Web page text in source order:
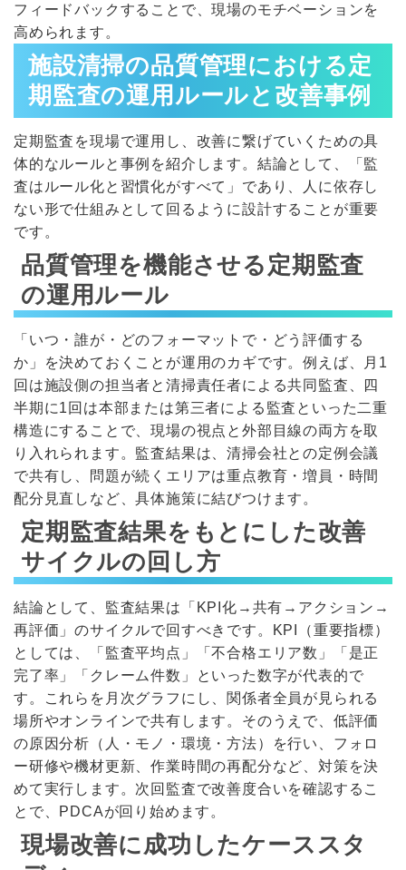
フィードバックすることで、現場のモチベーションを
高められます。
施設清掃の品質管理における定
期監査の運用ルールと改善事例
定期監査を現場で運用し、改善に繋げていくための具
体的なルールと事例を紹介します。結論として、「監
査はルール化と習慣化がすべて」であり、人に依存し
ない形で仕組みとして回るように設計することが重要
です。
品質管理を機能させる定期監査
の運用ルール
「いつ・誰が・どのフォーマットで・どう評価する
か」を決めておくことが運用のカギです。例えば、月1
回は施設側の担当者と清掃責任者による共同監査、四
半期に1回は本部または第三者による監査といった二重
構造にすることで、現場の視点と外部目線の両方を取
り入れられます。監査結果は、清掃会社との定例会議
で共有し、問題が続くエリアは重点教育・増員・時間
配分見直しなど、具体施策に結びつけます。
定期監査結果をもとにした改善
サイクルの回し方
結論として、監査結果は「KPI化→共有→アクション→
再評価」のサイクルで回すべきです。KPI（重要指標）
としては、「監査平均点」「不合格エリア数」「是正
完了率」「クレーム件数」といった数字が代表的で
す。これらを月次グラフにし、関係者全員が見られる
場所やオンラインで共有します。そのうえで、低評価
の原因分析（人・モノ・環境・方法）を行い、フォロ
ー研修や機材更新、作業時間の再配分など、対策を決
めて実行します。次回監査で改善度合いを確認するこ
とで、PDCAが回り始めます。
現場改善に成功したケーススタ